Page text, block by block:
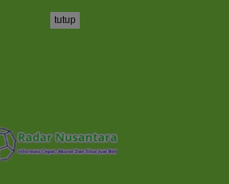
tutup